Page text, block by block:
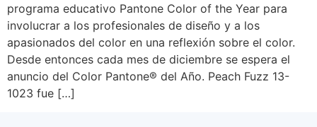
programa educativo Pantone Color of the Year para
involucrar a los profesionales de diseño y a los
apasionados del color en una reflexión sobre el color.
Desde entonces cada mes de diciembre se espera el
anuncio del Color Pantone® del Año. Peach Fuzz 13-
1023 fue […]